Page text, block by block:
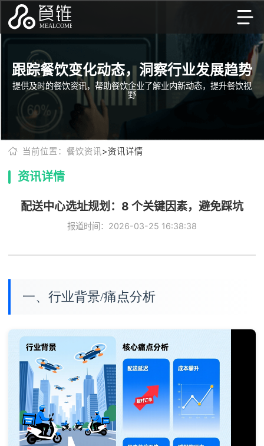
跟踪餐饮变化动态，洞察行业发展趋势
提供及时的餐饮资讯，帮助餐饮企业了解业内新动态，提升餐饮视
野
当前位置：餐饮资讯 >资讯详情
资讯详情
配送中心选址规划：8 个关键因素，避免踩坑
报道时间：2026-03-25 16:38:38
一、行业背景/痛点分析